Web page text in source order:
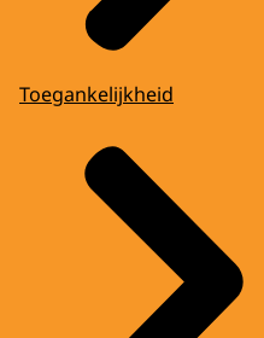
Toegankelijkheid